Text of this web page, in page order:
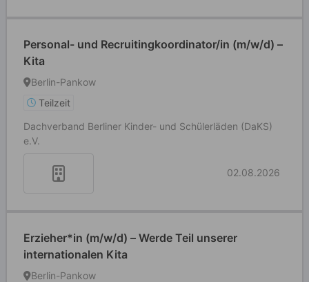
Personal- und Recruitingkoordinator/in (m/w/d) –
Kita
Berlin-Pankow
Teilzeit
Dachverband Berliner Kinder- und Schülerläden (DaKS)
e.V.
02.08.2026
Erzieher*in (m/w/d) – Werde Teil unserer
internationalen Kita
Berlin-Pankow